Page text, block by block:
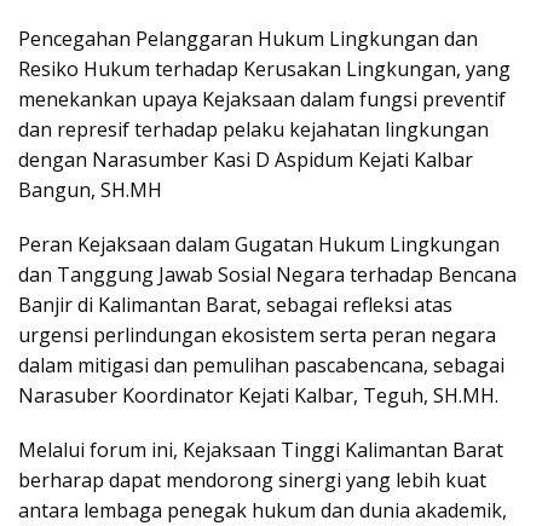
Pencegahan Pelanggaran Hukum Lingkungan dan
Resiko Hukum terhadap Kerusakan Lingkungan, yang
menekankan upaya Kejaksaan dalam fungsi preventif
dan represif terhadap pelaku kejahatan lingkungan
dengan Narasumber Kasi D Aspidum Kejati Kalbar
Bangun, SH.MH
Peran Kejaksaan dalam Gugatan Hukum Lingkungan
dan Tanggung Jawab Sosial Negara terhadap Bencana
Banjir di Kalimantan Barat, sebagai refleksi atas
urgensi perlindungan ekosistem serta peran negara
dalam mitigasi dan pemulihan pascabencana, sebagai
Narasuber Koordinator Kejati Kalbar, Teguh, SH.MH.
Melalui forum ini, Kejaksaan Tinggi Kalimantan Barat
berharap dapat mendorong sinergi yang lebih kuat
antara lembaga penegak hukum dan dunia akademik,